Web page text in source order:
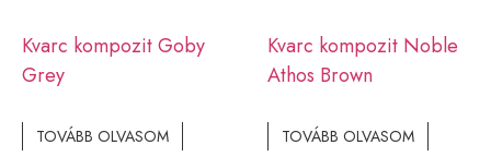
Kvarc kompozit Goby
Grey
TOVÁBB OLVASOM
Kvarc kompozit Noble
Athos Brown
TOVÁBB OLVASOM